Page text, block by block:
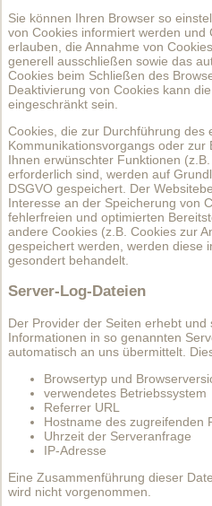
Sie können Ihren Browser so
von Cookies informiert werden und
erlauben, die Annahme von
generell ausschließen sowie das
Cookies beim Schließen des
Deaktivierung von Cookies kann
eingeschränkt sein.
Cookies, die zur Durchführung des
Kommunikationsvorgangs oder zur
Ihnen erwünschter Funktionen
erforderlich sind, werden auf
DSGVO gespeichert. Der
Interesse an der Speicherung von
fehlerfreien und optimierten
andere Cookies (z.B. Cookies zur
gespeichert werden, werden diese
gesondert behandelt.
Server-Log-Dateien
Der Provider der Seiten erhebt und
Informationen in so genannten
automatisch an uns übermittelt.
Browsertyp und
verwendetes Betriebssystem
Referrer URL
Hostname des zugreifenden
Uhrzeit der Serveranfrage
IP-Adresse
Eine Zusammenführung dieser
wird nicht vorgenommen.